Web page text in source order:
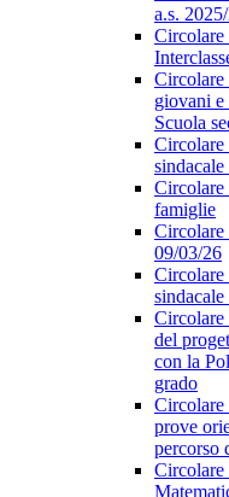
a.s.
Circolare
Circolare
giovani e
Scuola
Circolare
Circolare
famiglie
Circolare
09/03/26
Circolare
Circolare
del
con la
grado
Circolare
prove
percorso
Circolare